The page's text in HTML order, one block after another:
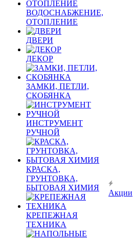
ВОДОСНАБЖЕНИЕ,
ОТОПЛЕНИЕ
ДВЕРИ
ДЕКОР
ЗАМКИ, ПЕТЛИ,
СКОБЯНКА
ИНСТРУМЕНТ
РУЧНОЙ
КРАСКА,
ГРУНТОВКА,
БЫТОВАЯ ХИМИЯ
КРЕПЕЖНАЯ
ТЕХНИКА
Акции